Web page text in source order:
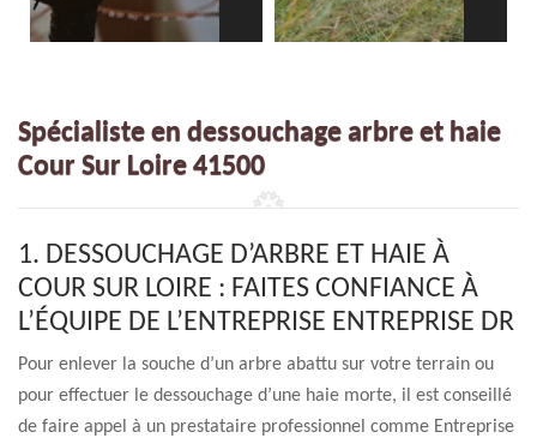
Spécialiste en dessouchage arbre et haie
Cour Sur Loire 41500
1. DESSOUCHAGE D’ARBRE ET HAIE À
COUR SUR LOIRE : FAITES CONFIANCE À
L’ÉQUIPE DE L’ENTREPRISE ENTREPRISE DR
Pour enlever la souche d’un arbre abattu sur votre terrain ou
pour effectuer le dessouchage d’une haie morte, il est conseillé
de faire appel à un prestataire professionnel comme Entreprise